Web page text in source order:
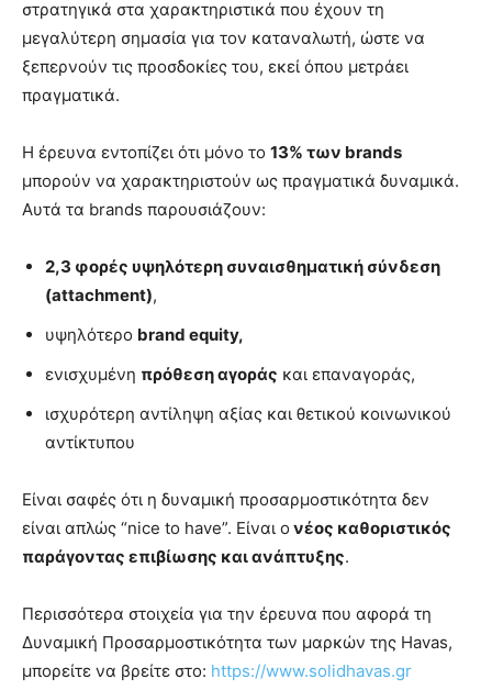
στρατηγικά στα χαρακτηριστικά που έχουν τη
μεγαλύτερη σημασία για τον καταναλωτή, ώστε να
ξεπερνούν τις προσδοκίες του, εκεί όπου μετράει
πραγματικά.
Η έρευνα εντοπίζει ότι μόνο το 13% των brands
μπορούν να χαρακτηριστούν ως πραγματικά δυναμικά.
Αυτά τα brands παρουσιάζουν:
2,3 φορές υψηλότερη συναισθηματική σύνδεση
(attachment),
υψηλότερο brand equity,
ενισχυμένη πρόθεση αγοράς και επαναγοράς,
ισχυρότερη αντίληψη αξίας και θετικού κοινωνικού
αντίκτυπου
Είναι σαφές ότι η δυναμική προσαρμοστικότητα δεν
είναι απλώς “nice to have”. Είναι ο νέος καθοριστικός
παράγοντας επιβίωσης και ανάπτυξης.
Περισσότερα στοιχεία για την έρευνα που αφορά τη
Δυναμική Προσαρμοστικότητα των μαρκών της Havas,
μπορείτε να βρείτε στο: https://www.solidhavas.gr